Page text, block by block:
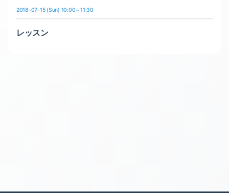
2018-07-15 (Sun) 10:00～11:30
レッスン